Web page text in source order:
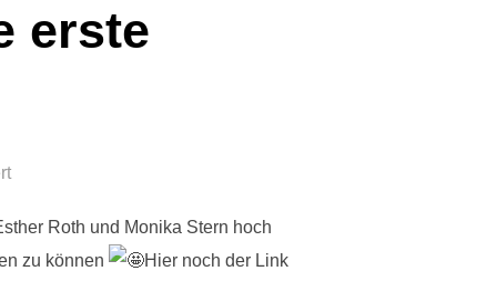
erste
Roth und Monika Stern hoch
zu können
Hier noch der Link